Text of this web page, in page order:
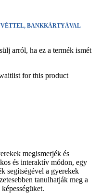
BANKKÁRTYÁVAL
arról, ha ez a termék ismét
for this product
megismerjék és
és interaktív módon, egy
segítségével a gyerekek
tanulhatják meg a